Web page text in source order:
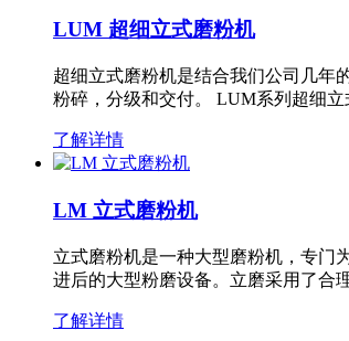
LUM 超细立式磨粉机
超细立式磨粉机是结合我们公司几年
粉碎，分级和交付。 LUM系列超细
了解详情
LM 立式磨粉机
立式磨粉机是一种大型磨粉机，专门
进后的大型粉磨设备。立磨采用了合
了解详情